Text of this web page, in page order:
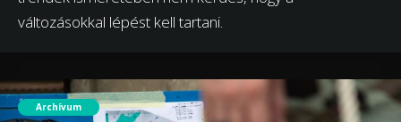
változásokkal lépést kell tartani.
Archívum